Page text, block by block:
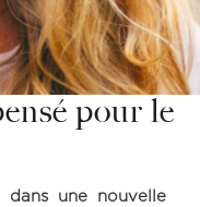
pour le
une nouvelle